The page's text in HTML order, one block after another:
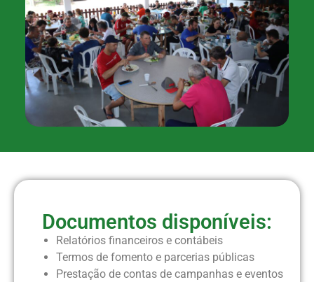
Documentos disponíveis:
Relatórios financeiros e contábeis
Termos de fomento e parcerias públicas
Prestação de contas de campanhas e eventos